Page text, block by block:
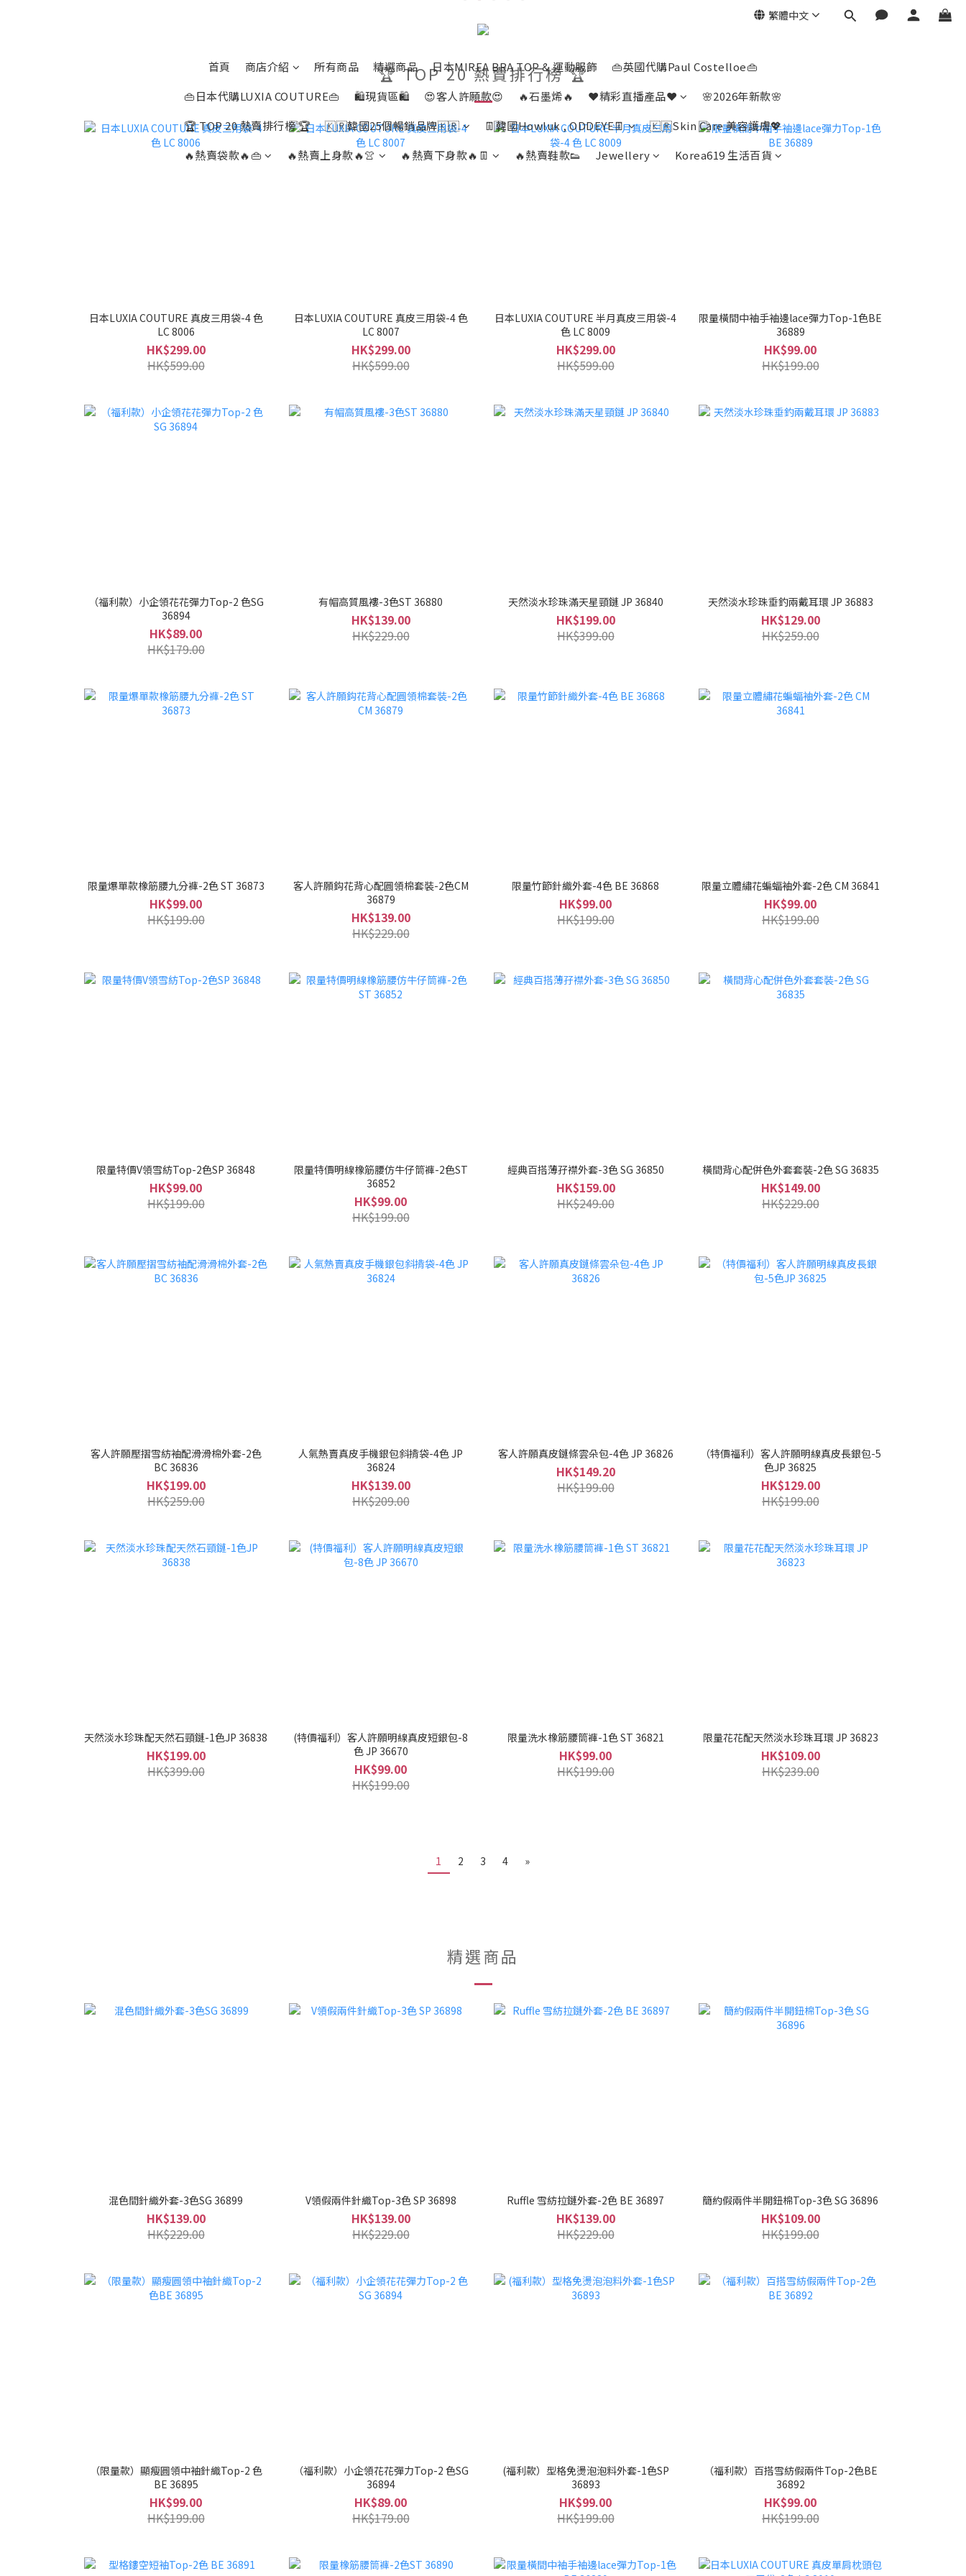
繁體中文
首頁 商店介紹 所有商品 精選商品 日本MIREA BRA TOP & 運動服飾
👜英國代購Paul Costelloe👜
👜日本代購LUXIA COUTURE👜
🛍️現貨區🛍️ 😍客人許願款😍 🔥石墨烯🔥 ❤️精彩直播產品❤️
🌸2026年新款🌸
🏆 TOP 20 熱賣排行榜 🏆
🇰🇷韓國25個暢銷品牌🇰🇷 👖韓國Howluk , ODDEYE👖
🇰🇷Skin Care 美容護膚💖
🔥熱賣袋款🔥👜
🔥熱賣上身款🔥👚 🔥熱賣下身款🔥👖 🔥熱賣鞋款👟 Jewellery Korea619 生活百貨
🏆 TOP 20 熱賣排行榜 🏆
日本LUXIA COUTURE 真皮三用袋-4 色
LC 8006
HK$299.00
HK$599.00
日本LUXIA COUTURE 真皮三用袋-4 色
LC 8007
HK$299.00
HK$599.00
日本LUXIA COUTURE 半月真皮三用袋-4
色 LC 8009
HK$299.00
HK$599.00
限量橫間中袖手袖邊lace彈力Top-1色BE
36889
HK$99.00
HK$199.00
（福利款）小企領花花彈力Top-2 色SG
36894
HK$89.00
HK$179.00
有帽高質風褸-3色ST 36880
HK$139.00
HK$229.00
天然淡水珍珠滿天星頸鏈 JP 36840
HK$199.00
HK$399.00
天然淡水珍珠垂釣兩戴耳環 JP 36883
HK$129.00
HK$259.00
限量爆單款橡筋腰九分褲-2色 ST 36873
HK$99.00
HK$199.00
客人許願鈎花背心配圓領棉套裝-2色CM
36879
HK$139.00
HK$229.00
限量竹節針織外套-4色 BE 36868
HK$99.00
HK$199.00
限量立體繡花蝙蝠袖外套-2色 CM 36841
HK$99.00
HK$199.00
限量特價V領雪紡Top-2色SP 36848
HK$99.00
HK$199.00
限量特價明線橡筋腰仿牛仔筒褲-2色ST
36852
HK$99.00
HK$199.00
經典百搭薄孖襟外套-3色 SG 36850
HK$159.00
HK$249.00
橫間背心配併色外套套裝-2色 SG 36835
HK$149.00
HK$229.00
客人許願壓摺雪紡袖配滑滑棉外套-2色
BC 36836
HK$199.00
HK$259.00
人氣熱賣真皮手機銀包斜揹袋-4色 JP
36824
HK$139.00
HK$209.00
客人許願真皮鏈條雲朵包-4色 JP 36826
HK$149.20
HK$199.00
（特價福利）客人許願明線真皮長銀包-5
色JP 36825
HK$129.00
HK$199.00
天然淡水珍珠配天然石頸鏈-1色JP 36838
HK$199.00
HK$399.00
(特價福利）客人許願明線真皮短銀包-8
色 JP 36670
HK$99.00
HK$199.00
限量洗水橡筋腰筒褲-1色 ST 36821
HK$99.00
HK$199.00
限量花花配天然淡水珍珠耳環 JP 36823
HK$109.00
HK$239.00
1 2 3 4 »
精選商品
混色間針織外套-3色SG 36899
HK$139.00
HK$229.00
V領假兩件針織Top-3色 SP 36898
HK$139.00
HK$229.00
Ruffle 雪紡拉鏈外套-2色 BE 36897
HK$139.00
HK$229.00
簡約假兩件半開鈕棉Top-3色 SG 36896
HK$109.00
HK$199.00
（限量款）顯瘦圓領中袖針織Top-2 色
BE 36895
HK$99.00
HK$199.00
（福利款）小企領花花彈力Top-2 色SG
36894
HK$89.00
HK$179.00
(福利款）型格免燙泡泡料外套-1色SP
36893
HK$99.00
HK$199.00
（福利款）百搭雪紡假兩件Top-2色BE
36892
HK$99.00
HK$199.00